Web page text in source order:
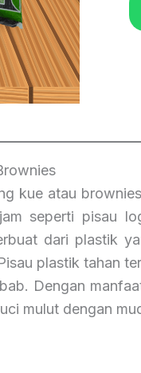
kue atau
seperti pisau
dari plastik
plastik tahan
Dengan
mulut dengan